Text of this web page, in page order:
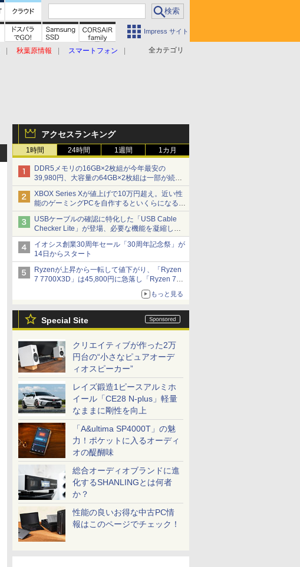
Impress サイト
全カテゴリ
秋葉原情報
スマートフォン
アクセスランキング
1時間 24時間 1週間 1カ月
DDR5メモリの16GB×2枚組が今年最安の
39,980円、大容量の64GB×2枚組は一部が続騰
[8月前半のメモリ価格]
XBOX Series Xが値上げで10万円超え。近い性
能のゲーミングPCを自作するといくらになる？
【石田賀津男の『酒の肴にPCゲーム』】
USBケーブルの確認に特化した「USB Cable
Checker Lite」が登場、必要な機能を凝縮しコ
ンパクトに 7日発売
イオシス創業30周年セール「30周年記念祭」が
14日からスタート
Ryzenが上昇から一転して値下がり、「Ryzen
7 7700X3D」は45,800円に急落し「Ryzen 7
7800X3D」との価格逆転解消 [8月前半のCPU
もっと見る
Special Site
クリエイティブが作った2万
円台の“小さなピュアオーデ
ィオスピーカー”
レイズ鍛造1ピースアルミホ
イール「CE28 N-plus」軽量
なままに剛性を向上
「A&ultima SP4000T」の魅
力！ポケットに入るオーディ
オの醍醐味
総合オーディオブランドに進
化するSHANLINGとは何者
か？
性能の良いお得な中古PC情
報はこのページでチェック！